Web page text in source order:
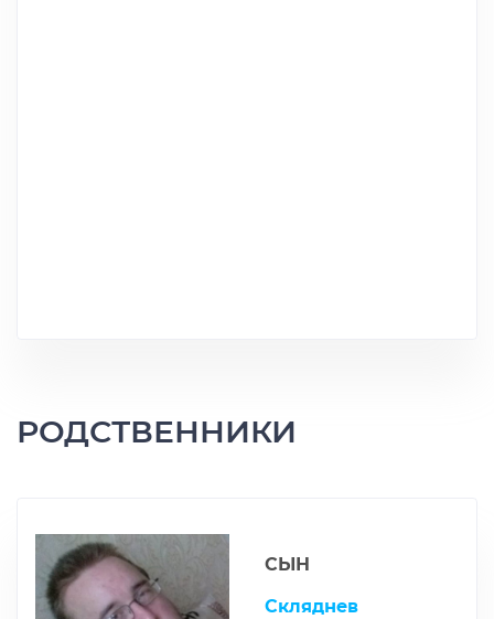
РОДСТВЕННИКИ
СЫН
Скляднев